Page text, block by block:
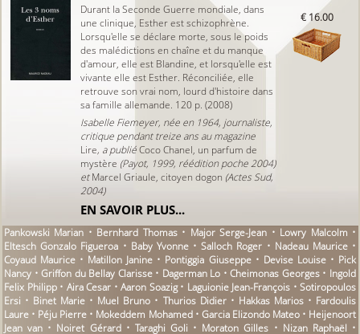
Durant la Seconde Guerre mondiale, dans
une clinique, Esther est schizophrène.
Lorsqu'elle se déclare morte, sous le poids
des malédictions en chaîne et du manque
d'amour, elle est Blandine, et lorsqu'elle est
vivante elle est Esther. Réconciliée, elle
retrouve son vrai nom, lourd d'histoire dans
sa famille allemande. 120 p. (2008)
Isabelle Fiemeyer, née en 1964, journaliste,
critique pendant treize ans au magazine
Lire, a publiéCoco Chanel, un parfum de
mystère (Payot, 1999, réédition poche 2004)
etMarcel Griaule, citoyen dogon (Actes Sud,
2004)
EN SAVOIR PLUS...
€ 16.00
Pankowski Marian • Bernhard Thomas • Major Serge-Jean • Lowry Malcolm •
Eltesch Gonzalo Figueroa • Baby Yvonne • Salloch Roger • Nadeau Maurice •
Coyaud Maurice • Matillon Janine • Pontiggia Giuseppe • Devise Louise • Pick
Nancy • Griffon du Bellay Clarisse • Dagerman Lo • Cheimonas Georges • Ingold
Felix Philipp • Aira Cesar • Aaron Soazig • Laguionie Jean-François • Sotiropoulos
Ersi • Binet Marie • Muel Bruno • Thurios Didier • Hakkas Marios • Fardoulis
Laure • Péju Pierre • Mokeddem Mohamed • Garcia Elizondo Mateo • Heijenoort
Jean van • Noiret Gérard • Taraghi Goli • Moraton Gilles • Nizan Raphaël •